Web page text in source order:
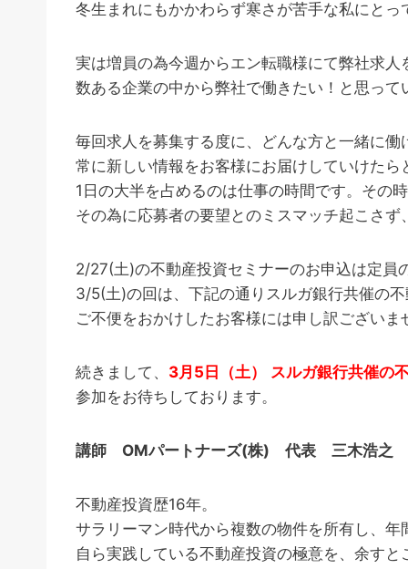
冬生まれにもかかわらず寒さが苦手な私にと
実は増員の為今週からエン転職様にて弊社求
数ある企業の中から弊社で働きたい！と思っ
毎回求人を募集する度に、どんな方と一緒に
常に新しい情報をお客様にお届けしていけたら
1日の大半を占めるのは仕事の時間です。その
その為に応募者の要望とのミスマッチ起こさ
2/27(土)の不動産投資セミナーのお申込は定員
3/5(土)の回は、下記の通りスルガ銀行共催の
ご不便をおかけしたお客様には申し訳ござい
続きまして、 3月5日（土）
スルガ銀行共催の
参加をお待ちしております。
講師 OMパートナーズ(株) 代表 三木浩之
不動産投資歴16年。
サラリーマン時代から複数の物件を所有し、
自ら実践している不動産投資の極意を、余す